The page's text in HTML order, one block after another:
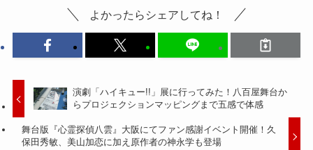
よかったらシェアしてね！
演劇「ハイキュー!!」展に行ってみた！八百屋舞台か
らプロジェクションマッピングまで五感で体感
舞台版『心霊探偵八雲』大阪にてファン感謝イベント開催！久
保田秀敏、美山加恋に加え原作者の神永学も登場